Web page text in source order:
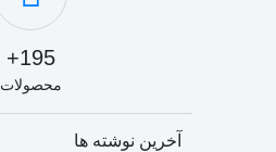
195+
محصولات
آخرین نوشته ها